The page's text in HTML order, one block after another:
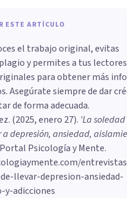
ESTE ARTÍCULO
el trabajo original, evitas
y permites a tus
para obtener más
Asegúrate siempre de dar
de forma adecuada.
. (2025, enero 27). 'La
depresión, ansiedad,
Portal Psicología y Mente.
llevar-depresion-ansiedad-
adicciones